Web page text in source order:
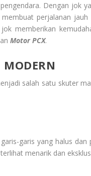
Dengan jok
perjalanan
memberikan
Motor PCX.
salah satu skuter
garis yang halus
menarik dan